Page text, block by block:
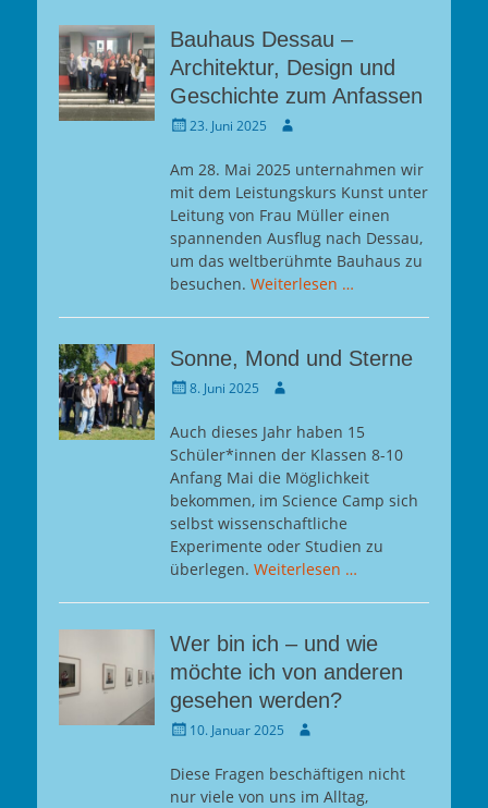
Bauhaus Dessau –
Architektur, Design und
Geschichte zum Anfassen
Gepostet
23. Juni 2025 Autor
Am 28. Mai 2025 unternahmen wir
mit dem Leistungskurs Kunst unter
Leitung von Frau Müller einen
spannenden Ausflug nach Dessau,
um das weltberühmte Bauhaus zu
besuchen. Weiterlesen …
Sonne, Mond und Sterne
Gepostet
8. Juni 2025 Autor
Auch dieses Jahr haben 15
Schüler*innen der Klassen 8-10
Anfang Mai die Möglichkeit
bekommen, im Science Camp sich
selbst wissenschaftliche
Experimente oder Studien zu
überlegen. Weiterlesen …
Wer bin ich – und wie
möchte ich von anderen
gesehen werden?
Gepostet
10. Januar 2025 Autor
Diese Fragen beschäftigen nicht
nur viele von uns im Alltag,